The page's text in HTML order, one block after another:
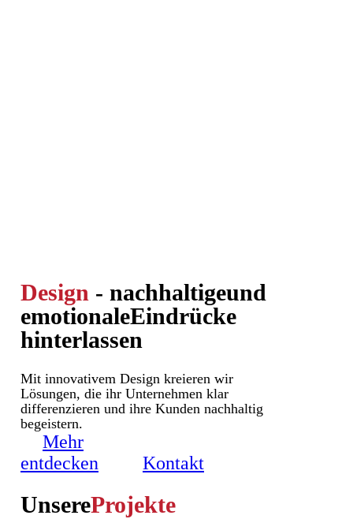
Design - nachhaltigeund
emotionaleEindrücke
hinterlassen
Mit innovativem Design kreieren wir
Lösungen, die ihr Unternehmen klar
differenzieren und ihre Kunden nachhaltig
begeistern.
Mehr
entdecken
Kontakt
UnsereProjekte